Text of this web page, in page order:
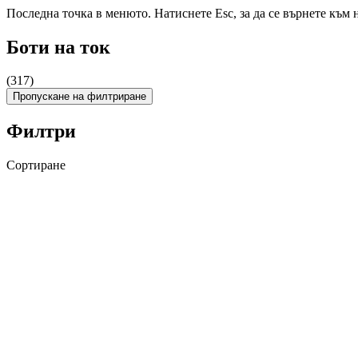
Последна точка в менюто. Натиснете Esc, за да се върнете към
Боти на ток
(317)
Пропускане на филтриране
Филтри
Сортиране